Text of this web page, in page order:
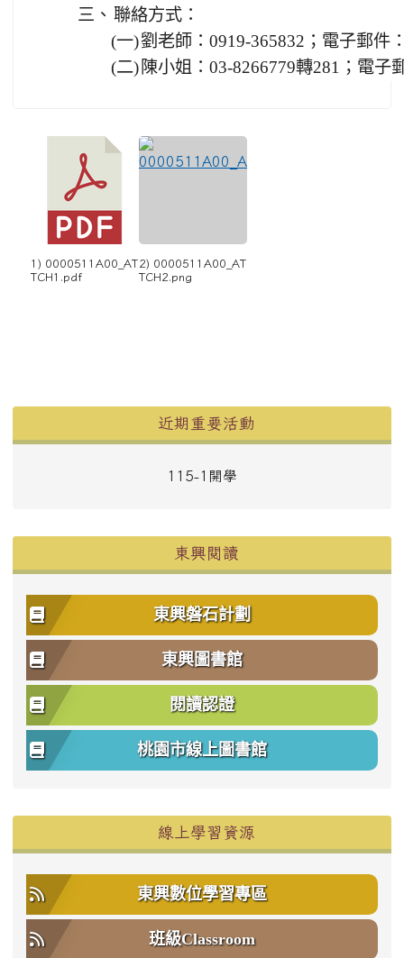
三、 聯絡方式：
(一)劉老師：0919-365832；電子郵件
(二) 陳小姐：03-8266779轉281；電子
1) 0000511A00_AT
TCH1.pdf
2) 0000511A00_AT
TCH2.png
近期重要活動
115-1開學
東興閱讀
東興磐石計劃
東興圖書館
閱讀認證
桃園市線上圖書館
線上學習資源
東興數位學習專區
班級Classroom